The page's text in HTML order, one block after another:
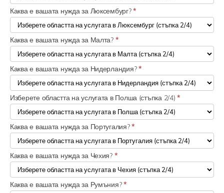
Каква е вашата нужда за Люксембург?*
Каква е вашата нужда за Малта? *
Каква е вашата нужда за Нидерландия?*
Изберете областта на услугата в Полша (стъпка 2/4)*
Каква е вашата нужда за Португалия?*
Каква е вашата нужда за Чехия? *
Каква е вашата нужда за Румъния?*